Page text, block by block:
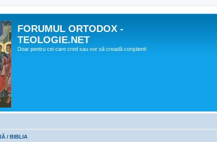
FORUMUL ORTODOX -
TEOLOGIE.NET
Doar pentru cei care cred sau vor să creadă conştient!
/ BIBLIA